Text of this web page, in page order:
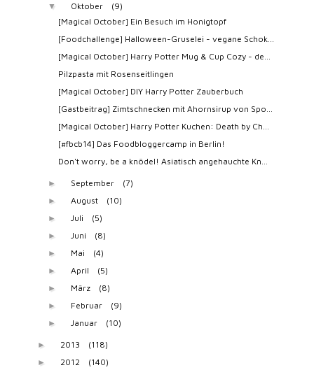
▼ Oktober
(9)
[Magical October] Ein Besuch im Honigtopf
[Foodchallenge] Halloween-Gruselei - vegane Schok...
[Magical October] Harry Potter Mug & Cup Cozy - de...
Pilzpasta mit Rosenseitlingen
[Magical October] DIY Harry Potter Zauberbuch
[Gastbeitrag] Zimtschnecken mit Ahornsirup von Spo...
[Magical October] Harry Potter Kuchen: Death by Ch...
[#fbcb14] Das Foodbloggercamp in Berlin!
Don't worry, be a knödel! Asiatisch angehauchte Kn...
► September (7)
► August (10)
► Juli (5)
► Juni (8)
► Mai (4)
► April (5)
► März (8)
► Februar (9)
► Januar (10)
► 2013 (118)
► 2012 (140)